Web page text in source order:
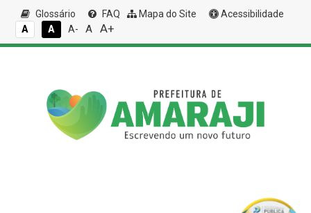
Glossário FAQ Mapa do Site
Acessibilidade
A
A A- A A+